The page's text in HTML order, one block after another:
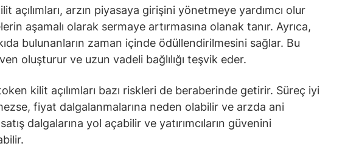
açılımları, arzın piyasaya girişini yönetmeye yardımcı olur
aşamalı olarak sermaye artırmasına olanak tanır. Ayrıca,
bulunanların zaman içinde ödüllendirilmesini sağlar. Bu
oluşturur ve uzun vadeli bağlılığı teşvik eder.
kilit açılımları bazı riskleri de beraberinde getirir. Süreç iyi
fiyat dalgalanmalarına neden olabilir ve arzda ani
dalgalarına yol açabilir ve yatırımcıların güvenini